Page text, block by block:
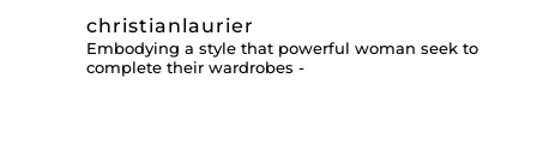
christianlaurier
Embodying a style that powerful woman seek to
complete their wardrobes -